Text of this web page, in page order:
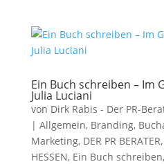
Ein Buch schreiben – Im
Julia Luciani
von Dirk Rabis - Der PR-
| Allgemein, Branding,
Marketing, DER PR BERATER,
HESSEN, Ein Buch schreiben,